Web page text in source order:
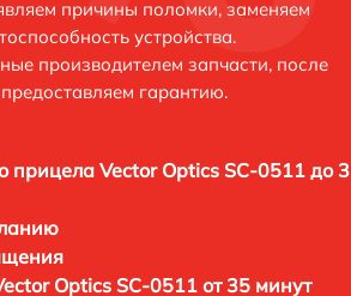
причины поломки, заменяем
устройства.
производителем запчасти, после
гарантию.
прицела Vector Optics SC-0511 до 3
Optics SC-0511 от 35 минут